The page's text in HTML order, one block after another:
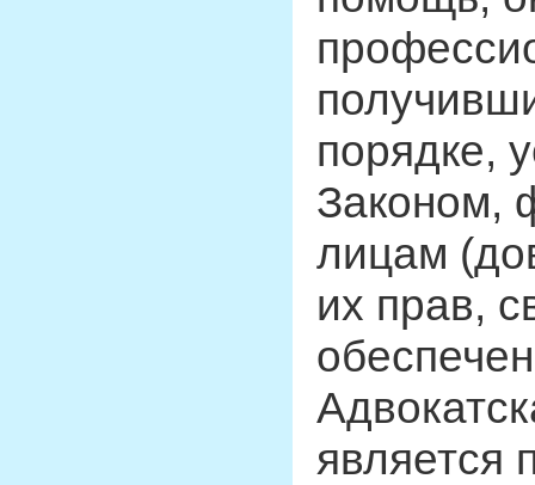
порядке,
Законом,
лицам
их прав,
является